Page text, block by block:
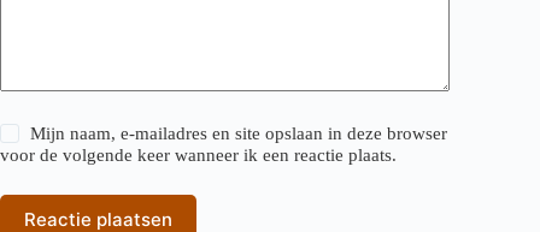
Mijn naam, e-mailadres en site opslaan in deze browser
voor de volgende keer wanneer ik een reactie plaats.
Reactie plaatsen